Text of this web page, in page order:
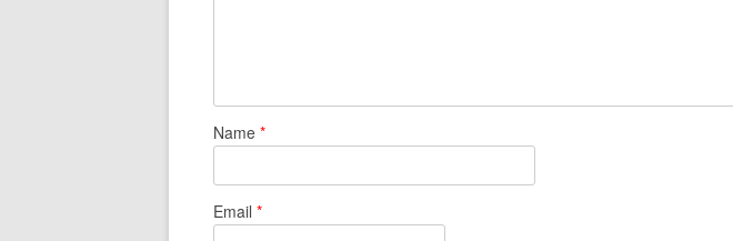
Name *
Email *